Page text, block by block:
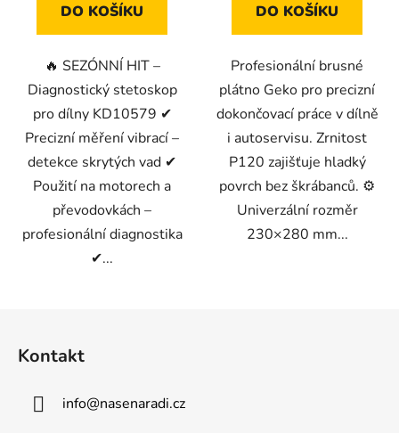
DO KOŠÍKU
🔥 SEZÓNNÍ HIT –
Diagnostický stetoskop
pro dílny KD10579 ✔
Precizní měření vibrací –
detekce skrytých vad ✔
Použití na motorech a
převodovkách –
profesionální diagnostika
✔...
DO KOŠÍKU
Profesionální brusné
plátno Geko pro precizní
dokončovací práce v dílně
i autoservisu. Zrnitost
P120 zajišťuje hladký
povrch bez škrábanců. ⚙️
Univerzální rozměr
230×280 mm...
Kontakt
info@nasenaradi.cz